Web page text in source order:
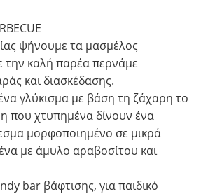
ψήνουμε τα μασμέλος
την καλή παρέα περνάμε
και διασκέδασης.
γλύκισμα με βάση τη ζάχαρη το
που χτυπημένα δίνουν ένα
μορφοποιημένο σε μικρά
με άμυλο αραβοσίτου και
bar βάφτισης, για παιδικό